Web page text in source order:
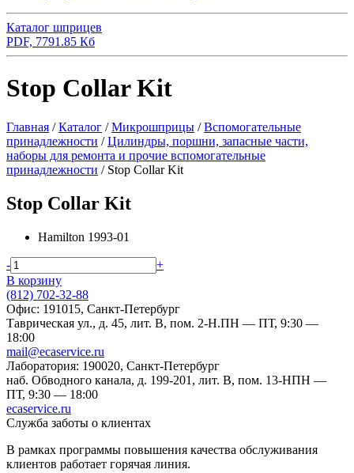
Каталог шприцев
PDF, 7791.85 Кб
Stop Collar Kit
Главная /Каталог /Микрошприцы /Вспомогательные
принадлежности /Цилиндры, поршни, запасные части,
наборы для ремонта и прочие вспомогательные
принадлежности / Stop Collar Kit
Stop Collar Kit
Hamilton 1993-01
-
+
В корзину
(812) 702-32-88
Офис: 191015, Санкт-Петербург
Таврическая ул., д. 45, лит. В, пом. 2-Н.ПН — ПТ, 9:30 —
18:00
mail@ecaservice.ru
Лаборатория: 190020, Санкт-Петербург
наб. Обводного канала, д. 199-201, лит. В, пом. 13-НПН —
ПТ, 9:30 — 18:00
ecaservice.ru
Служба заботы о клиентах
В рамках программы повышения качества обслуживания
клиентов работает горячая линия.